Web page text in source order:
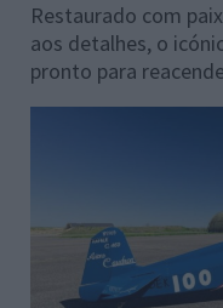
Restaurado com
aos detalhes, o
pronto para